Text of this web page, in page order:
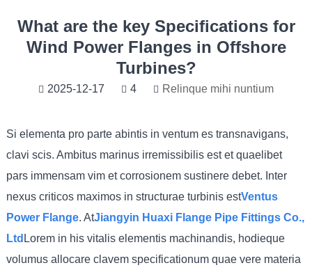
What are the key Specifications for
Wind Power Flanges in Offshore
Turbines?
2025-12-17 4 Relinque mihi nuntium
Si elementa pro parte abintis in ventum es transnavigans,
clavi scis. Ambitus marinus irremissibilis est et quaelibet
pars immensam vim et corrosionem sustinere debet. Inter
nexus criticos maximos in structurae turbinis estVentus
Power Flange. AtJiangyin Huaxi Flange Pipe Fittings Co.,
Ltd Lorem in his vitalis elementis machinandis, hodieque
volumus allocare clavem specificationum quae vere materia